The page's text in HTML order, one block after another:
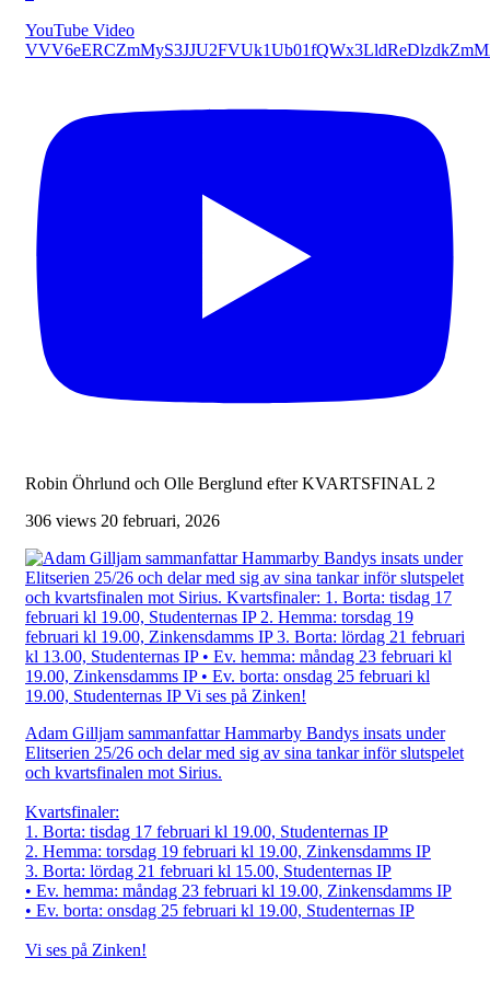
YouTube Video
Robin Öhrlund och Olle Berglund efter KVARTSFINAL 2
306 views 20 februari, 2026
Adam Gilljam sammanfattar Hammarby Bandys insats under
Elitserien 25/26 och delar med sig av sina tankar inför slutspelet
och kvartsfinalen mot Sirius.
Kvartsfinaler:
1. Borta: tisdag 17 februari kl 19.00, Studenternas IP
2. Hemma: torsdag 19 februari kl 19.00, Zinkensdamms IP
3. Borta: lördag 21 februari kl 15.00, Studenternas IP
• Ev. hemma: måndag 23 februari kl 19.00, Zinkensdamms IP
• Ev. borta: onsdag 25 februari kl 19.00, Studenternas IP
Vi ses på Zinken!